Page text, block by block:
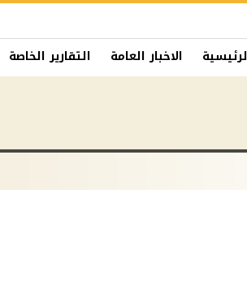
الاخبار العامة التقارير الخاصة